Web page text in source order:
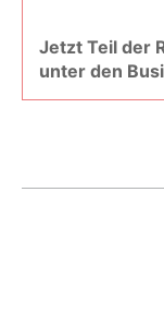
Jetzt Teil der
unter den